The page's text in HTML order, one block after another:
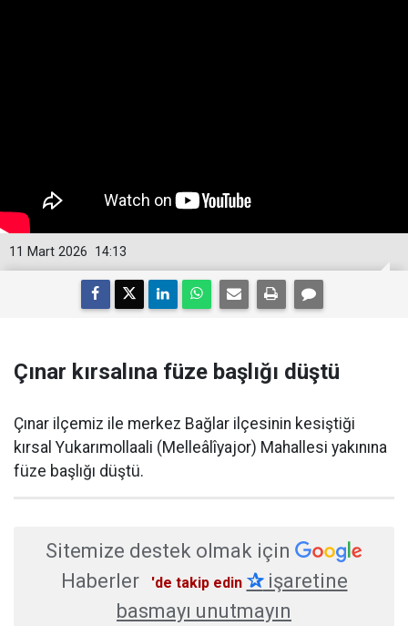
14:13
11 Mart 2026
Çınar kırsalına füze başlığı düştü
Çınar ilçemiz ile merkez Bağlar ilçesinin kesiştiği
kırsal Yukarımollaali (Melleâlîyajor) Mahallesi yakınına
füze başlığı düştü.
Sitemize destek olmak için
Haberler
'de takip edin ✰işaretine
basmayı unutmayın